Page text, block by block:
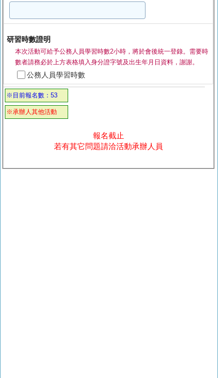
研習時數證明
本次活動可給予公務人員學習時數2小時，將於會後統一登錄。需要時
數者請務必於上方表格填入身分證字號及出生年月日資料，謝謝。
公務人員學習時數
※目前報名數：53
※承辦人其他活動
報名截止
若有其它問題請洽活動承辦人員